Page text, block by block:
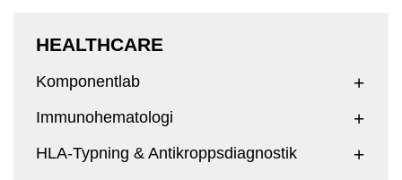
HEALTHCARE
Komponentlab
Immunohematologi
HLA-Typning & Antikroppsdiagnostik